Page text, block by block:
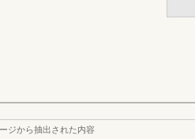
ジから抽出された内容